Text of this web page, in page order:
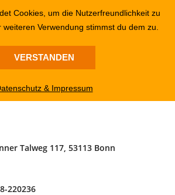
Talweg 117, 53113 Bonn
220236
Cookies, um die Nutzerfreundlichkeit zu
Verwendung stimmst du dem zu.
VERSTANDEN
& Impressum